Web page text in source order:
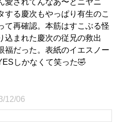
愛されてんなあ〜とニヤニ
する慶次もやっぱり有生のこ
て再確認。本筋はすこぶる怪
込まれた慶次の従兄の救出
福だった。表紙のイエスノー
しかなくて笑った🤣
12/06